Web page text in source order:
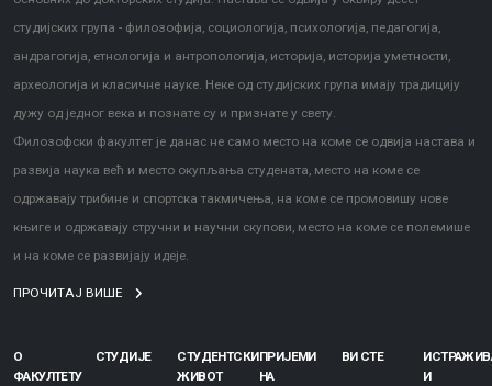
Информатор о раду факултета
студијских група - филозофија, социологија, психологија, педагогија,
андрагогија, етнологија и антропологија, историја, историја уметности,
археологија и класичне науке. Неке од студијских група имају традицију
дужу од једног века и познате су и признате у свету.
Филозофски факултет је данас не само место на коме се одвија настава и
развија наука већ и место окупљања студената, место на коме се
одржавају трибине и спортска такмичења, на коме се промовишу нове
књиге и одржавају стручни и научни скупови, место на коме се полемише
и на коме се развијају идеје.
ПРОЧИТАЈ ВИШЕ
О
ФАКУЛТЕТУ
СТУДИЈЕ
СТУДЕНТСКИ
ЖИВОТ
ПРИЈЕМИ
НА
ВИ СТЕ
И